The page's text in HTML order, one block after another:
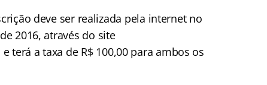
deve ser realizada pela internet no
2016, através do site
e terá a taxa de R$ 100,00 para ambos os